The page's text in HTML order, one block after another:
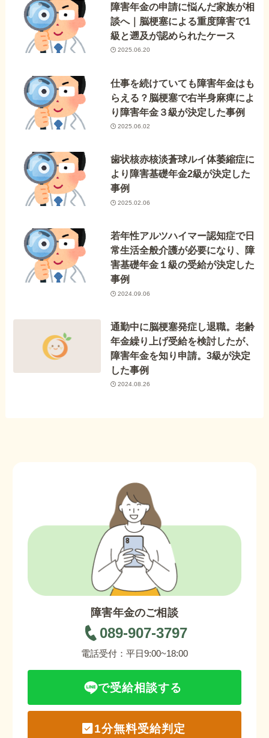
障害年金の申請に悩んだ家族が相
談へ｜脳梗塞による重度障害で1
級と遡及が認められたケース
2025.06.20
仕事を続けていても障害年金はも
らえる？脳梗塞で右半身麻痺によ
り障害年金３級が決定した事例
2025.06.02
歯状核赤核淡蒼球ルイ体萎縮症に
より障害基礎年金2級が決定した
事例
2025.02.06
若年性アルツハイマー認知症で日
常生活全般介護が必要になり、障
害基礎年金１級の受給が決定した
事例
2024.09.06
通勤中に脳梗塞発症し退職。老齢
年金繰り上げ受給を検討したが、
障害年金を知り申請。3級が決定
した事例
2024.08.26
障害年金のご相談
089-907-3797
電話受付：平日9:00~18:00
で受給相談する
1分無料受給判定